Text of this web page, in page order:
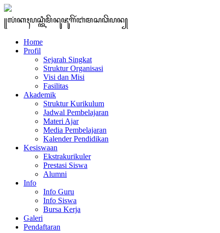
꧋ꦭꦁꦏꦃꦥꦱ꧀ꦠꦶꦩꦼꦤꦸꦗꦸꦒꦼꦂꦧꦁꦩꦱꦣꦼꦥꦤ꧀
Home
Profil
Sejarah Singkat
Struktur Organisasi
Visi dan Misi
Fasilitas
Akademik
Struktur Kurikulum
Jadwal Pembelajaran
Materi Ajar
Media Pembelajaran
Kalender Pendidikan
Kesiswaan
Ekstrakurikuler
Prestasi Siswa
Alumni
Info
Info Guru
Info Siswa
Bursa Kerja
Galeri
Pendaftaran